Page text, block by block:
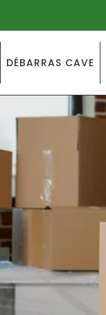
DÉBARRAS CAVE